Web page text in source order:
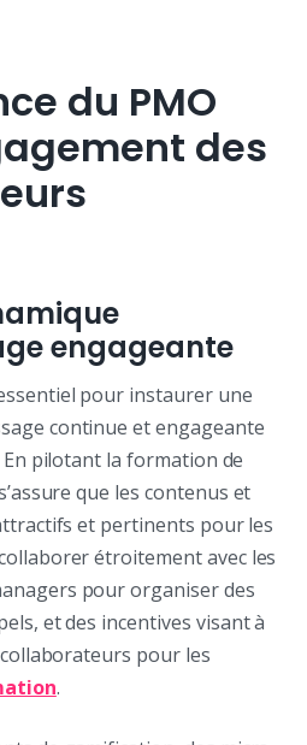
du PMO
des
engageante
pour instaurer une
continue et engageante
En pilotant la formation de
que les contenus et
et pertinents pour les
étroitement avec les
pour organiser des
et des incentives visant à
pour les
.